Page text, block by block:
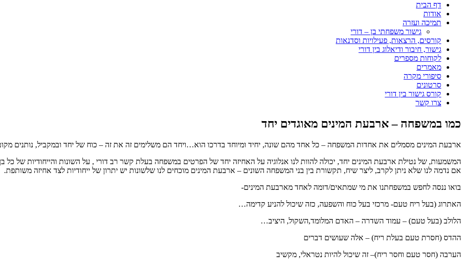
דף הבית
אודות
תמיכה ועזרה
גישור משפחתי בן – דורי
קורסים, הרצאות, פעילויות וסדנאות
גישור, חיבור ודיאלוג בין דורי
לקוחות מספרים
מאמרים
סיפורי מקרה
סרטונים
קורס גישור בין דורי
צרו קשר
כמו במשפחה – ארבעת המינים מאוגדים יחד
ארבעת המינים מסמלים את אחדות המשפחה – כל אחד מהם שונה, יחיד ומיוחד בדרכו הוא…ויחד הם משלימים זה את זה – כוח של יחד ובמקביל, נותנים
המשמעות, של נטילת ארבעת המינים יחד, יכולה להוות לנו אנלוגיה על האחיזה יחד של הפרטים במשפחה בעלת קשר רב דורי , על השונות והייחודיות של
אם נדמה לנו שלא ניתן לקרב, ליצר שיח, תקשורת בין בני המשפחה השונים – ארבעת המינים מוכחים לנו שלשונות יש יתרון של ייחודיות לצד אחיזה משותפת.
בואו ננסה לחפש במשפחתנו את מי שמתאים/דומה לאחד מארבעת המינים-
האתרוג (בעל ריח טעם- מרכזי בעל כוח והשפעה, כזה שיכול להניע קדימה…
הלולב (בעל טעם) – עמוד השדרה – האדם המלומד,השקול, היציב…
ההדס (חסרת טעם בעלת ריח) – אלה שעושים דברים
הערבה (חסר טעם וחסר ריח)– זה שיכול להיות נטראלי, מקשיב